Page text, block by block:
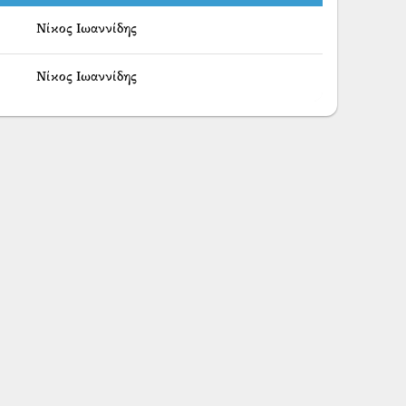
Νίκος Ιωαννίδης
Νίκος Ιωαννίδης